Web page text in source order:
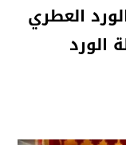
العطري
الورد